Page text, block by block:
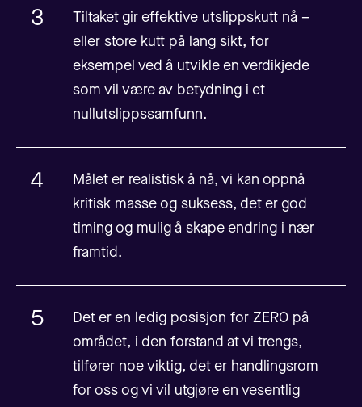
Tiltaket gir effektive utslippskutt nå –
eller store kutt på lang sikt, for
eksempel ved å utvikle en verdikjede
som vil være av betydning i et
nullutslippssamfunn.
Målet er realistisk å nå, vi kan oppnå
kritisk masse og suksess, det er god
timing og mulig å skape endring i nær
framtid.
Det er en ledig posisjon for ZERO på
området, i den forstand at vi trengs,
tilfører noe viktig, det er handlingsrom
for oss og vi vil utgjøre en vesentlig